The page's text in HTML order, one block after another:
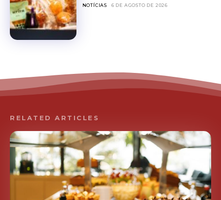
NOTÍCIAS 6 DE AGOSTO DE 2026
RELATED ARTICLES